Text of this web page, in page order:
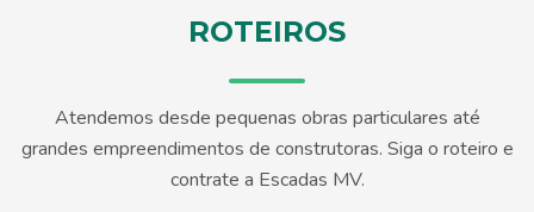
ROTEIROS
Atendemos desde pequenas obras particulares até
grandes empreendimentos de construtoras. Siga o roteiro e
contrate a Escadas MV.